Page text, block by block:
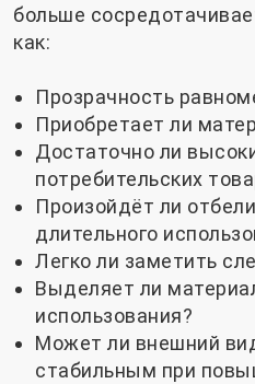
больше
как:
Прозрачность
Приобретает ли
Достаточно ли
потребительских
Произойдёт ли
длительного
Легко ли заметить
Выделяет ли
использования?
Может ли внешний
стабильным при